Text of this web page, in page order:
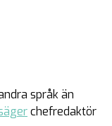
språk än
chefredaktör